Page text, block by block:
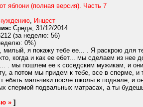
яблони (полная версия). Часть 7
, Инцест
Среда, 31/12/2014
(за неделю: 56)
0%)
милый, я покажу тебе ее... . Я раскрою для
когда и как ее eбет... мы сделаем из
. мы пошлем ее к соседским мужикам, и
а потом мы придем к тебе, все в сперме,
eбать мальчики после школы в подвале, и
спермой подвальных матрасах, а ты
» ]